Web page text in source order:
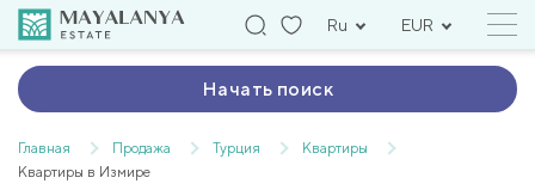
Ru EUR
Начать поиск
Главная Продажа Турция
Квартиры
Квартиры в Измире